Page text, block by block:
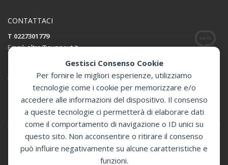
Gestisci Consenso Cookie
Per fornire le migliori esperienze, utilizziamo
tecnologie come i cookie per memorizzare e/o
accedere alle informazioni del dispositivo. Il consenso
a queste tecnologie ci permetterà di elaborare dati
come il comportamento di navigazione o ID unici su
questo sito. Non acconsentire o ritirare il consenso
può influire negativamente su alcune caratteristiche e
funzioni.
CONTATTACI
T 0227301779
Email:altro@sunnext.it
Via Perugino 44 , 20093 Cologno Monzese (MI)
Apri in Google Maps
GET SOCIAL